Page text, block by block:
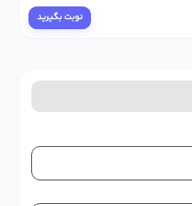
نوبت بگیرید